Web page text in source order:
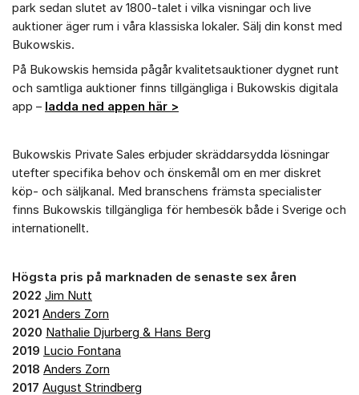
park sedan slutet av 1800-talet i vilka visningar och live
auktioner äger rum i våra klassiska lokaler. Sälj din konst med
Bukowskis.
På Bukowskis hemsida pågår kvalitetsauktioner dygnet runt
och samtliga auktioner finns tillgängliga i Bukowskis digitala
app – ladda ned appen här >
Bukowskis Private Sales erbjuder skräddarsydda lösningar
utefter specifika behov och önskemål om en mer diskret
köp- och säljkanal. Med branschens främsta specialister
finns Bukowskis tillgängliga för hembesök både i Sverige och
internationellt.
Högsta pris på marknaden de senaste sex åren
2022 Jim Nutt
2021 Anders Zorn
2020 Nathalie Djurberg & Hans Berg
2019 Lucio Fontana
2018 Anders Zorn
2017 August Strindberg